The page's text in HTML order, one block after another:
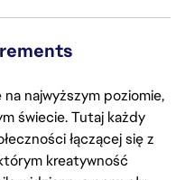
najwyższym poziomie,
świecie. Tutaj każdy
łączącej się z
kreatywność